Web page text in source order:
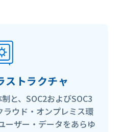
ストラクチャ
と、SOC2およびSOC3
ウド・オンプレミス環
ーザー・データをあらゆ